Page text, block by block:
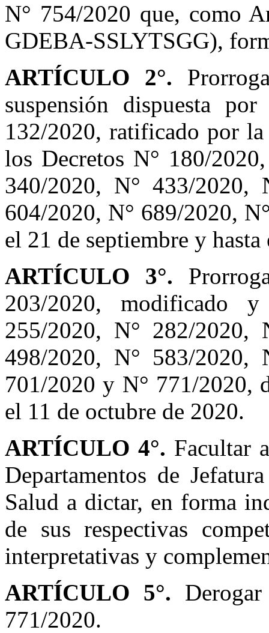
N° 754/2020 que, como
GDEBA-SSLYTSGG),
ARTÍCULO 2°.
suspensión dispuesta
132/2020, ratificado por
los Decretos N° 180/
340/2020, N° 433/2020,
604/2020, N° 689/2020,
el 21 de septiembre y
ARTÍCULO 3°.
203/2020, modificado
255/2020, N° 282/2020,
498/2020, N° 583/2020,
701/2020 y N° 771/2020,
el 11 de octubre de 2020.
ARTÍCULO 4°. Facultar
Departamentos de
Salud a dictar, en forma
de sus respectivas
interpretativas y
ARTÍCULO 5°.
771/2020.